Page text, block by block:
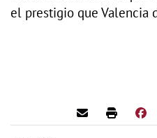
el prestigio que Valencia